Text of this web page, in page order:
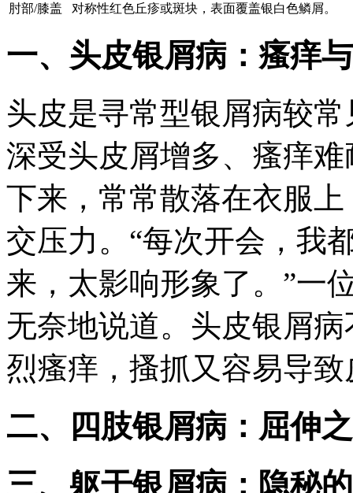
肘部/膝盖
对称性红色丘疹或斑块，表面覆盖银白色鳞屑。
一、头皮银屑病：瘙痒
头皮是寻常型银屑病较
深受头皮屑增多、瘙痒
下来，常常散落在衣服
交压力。“每次开会，我
来，太影响形象了。”一
无奈地说道。头皮银屑
烈瘙痒，搔抓又容易导
二、四肢银屑病：屈伸
三、躯干银屑病：隐秘